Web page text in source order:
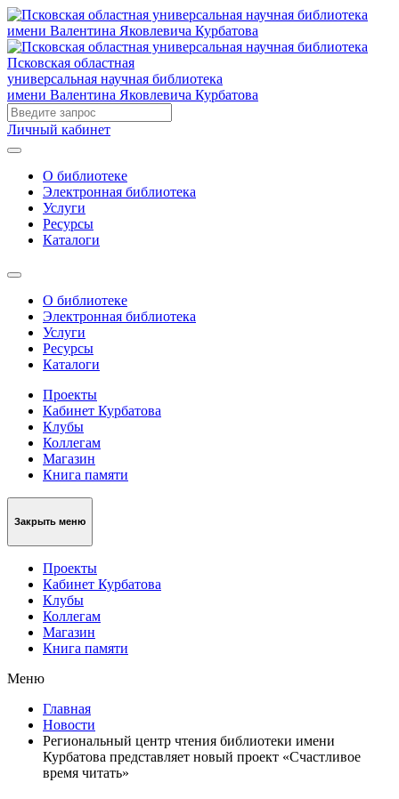
Псковская областная
универсальная научная библиотека
имени Валентина Яковлевича Курбатова
Личный кабинет
О библиотеке
Электронная библиотека
Услуги
Ресурсы
Каталоги
О библиотеке
Электронная библиотека
Услуги
Ресурсы
Каталоги
Проекты
Кабинет Курбатова
Клубы
Коллегам
Магазин
Книга памяти
Закрыть меню
Проекты
Кабинет Курбатова
Клубы
Коллегам
Магазин
Книга памяти
Меню
Главная
Новости
Региональный центр чтения библиотеки имени
Курбатова представляет новый проект «Счастливое
время читать»